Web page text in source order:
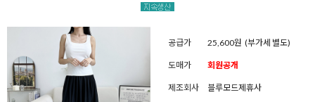
공급가 25,600원 (부가세 별도)
도매가 회원공개
제조회사 블루모드제휴사